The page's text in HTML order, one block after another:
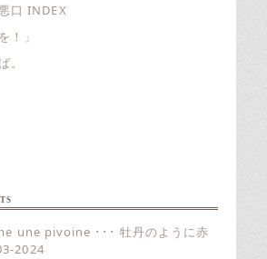
口 INDEX
！」
。
une pivoine ･･･ 牡丹のように赤
2024